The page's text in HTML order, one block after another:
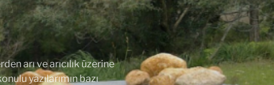
arı ve arıcılık üzerine
yazılarımın bazı